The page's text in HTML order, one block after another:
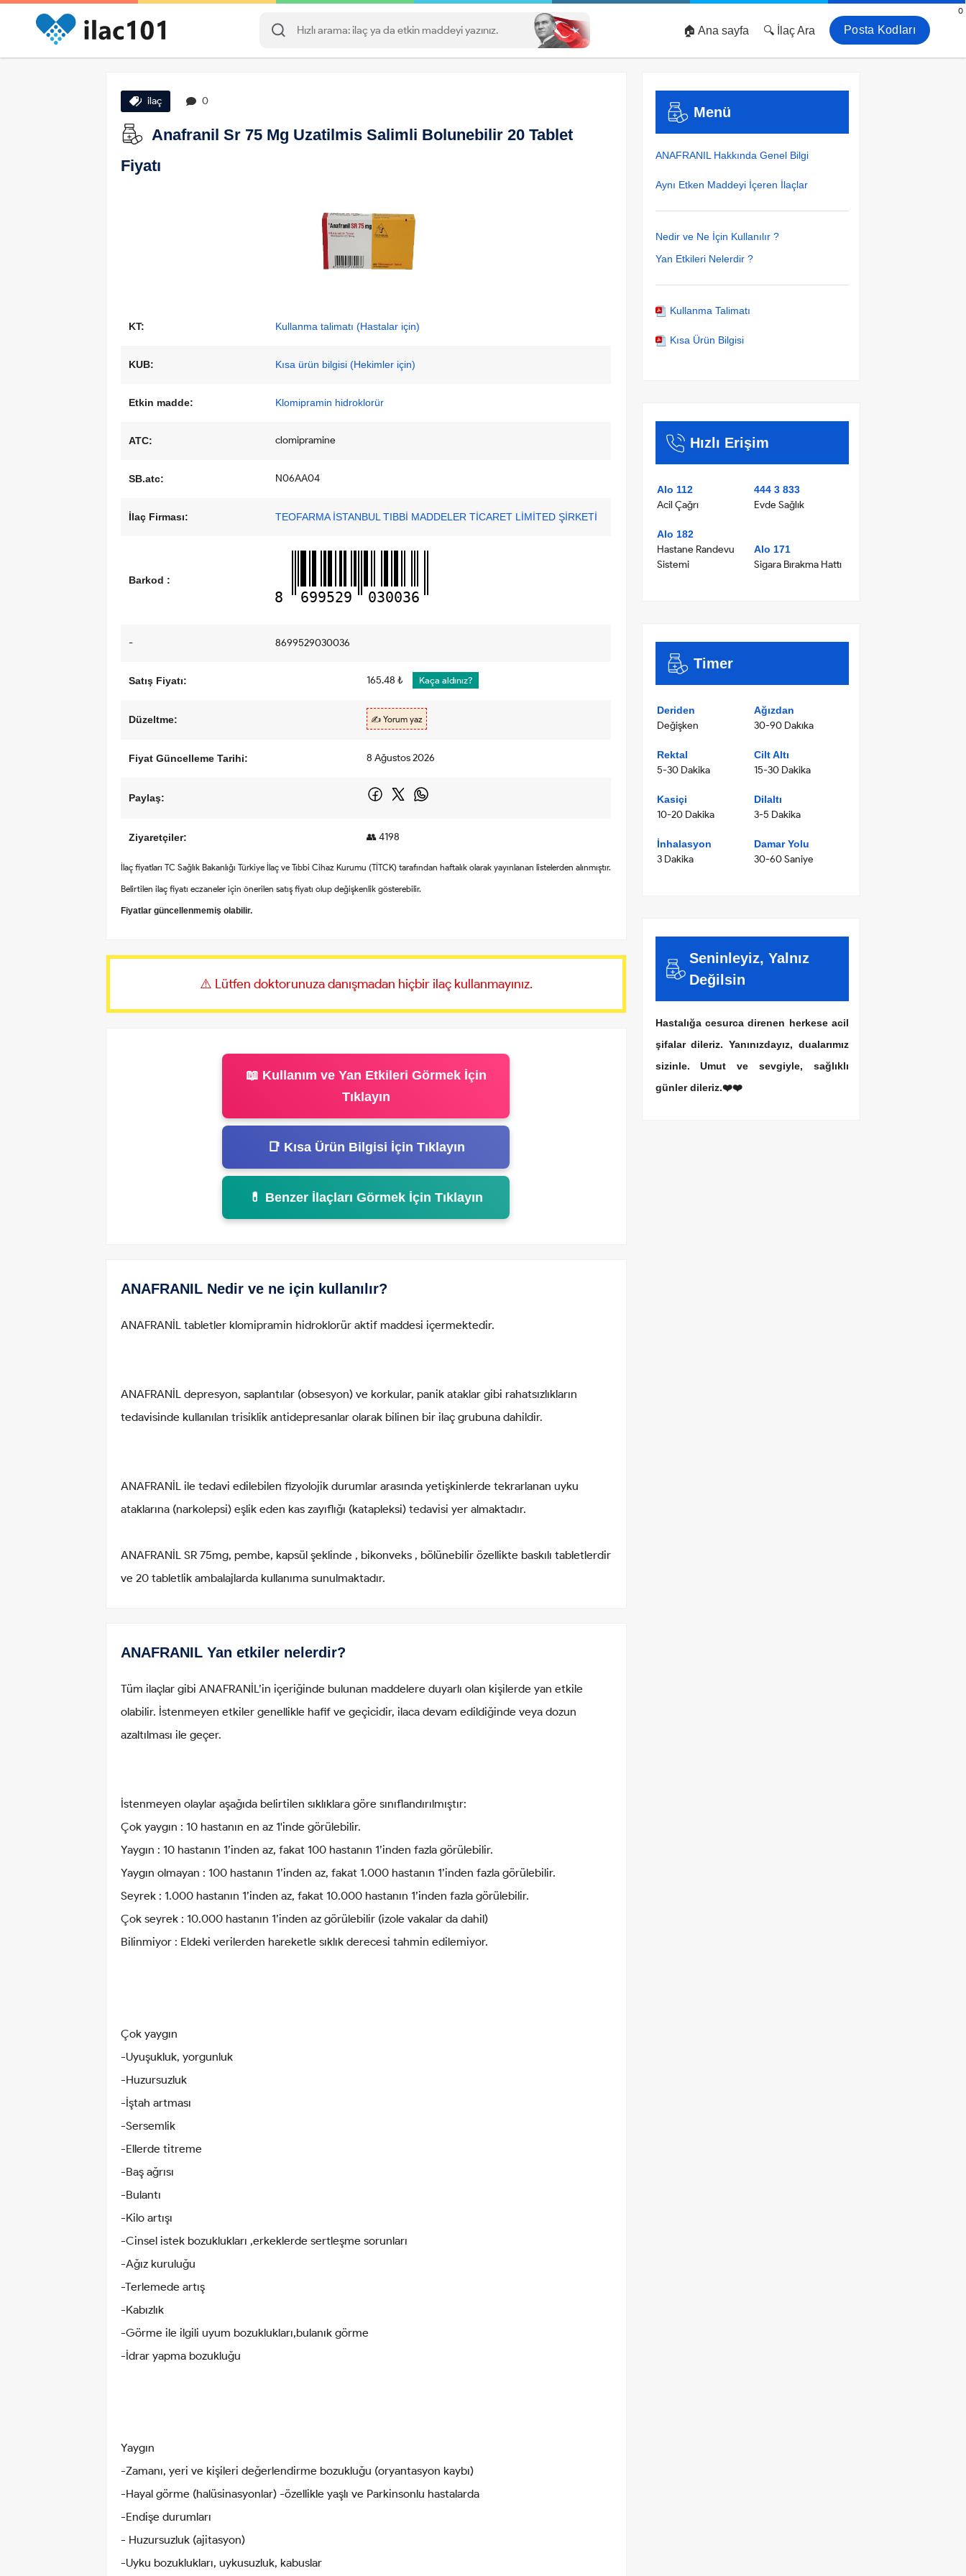
Posta Kodları
🔍 İlaç Ara
🏠 Ana sayfa
ilaç 0
Anafranil Sr 75 Mg Uzatilmis Salimli Bolunebilir 20 Tablet
Fiyatı
KT: Kullanma talimatı (Hastalar için)
KUB: Kısa ürün bilgisi (Hekimler için)
Etkin madde: Klomipramin hidroklorür
ATC: clomipramine
SB.atc: N06AA04
İlaç Firması: TEOFARMA İSTANBUL TIBBİ MADDELER TİCARET LİMİTED ŞİRKETİ
Barkod :
8 699529 030036
- 8699529030036
Satış Fiyatı: 165.48 ₺ Kaça aldınız?
Düzeltme: ✍️ Yorum yaz
Fiyat Güncelleme Tarihi: 8 Ağustos 2026
Paylaş:
Ziyaretçiler: 👥 4198
İlaç fiyatları TC Sağlık Bakanlığı Türkiye İlaç ve Tıbbi Cihaz Kurumu (TİTCK) tarafından haftalık olarak yayınlanan listelerden alınmıştır.
Belirtilen ilaç fiyatı eczaneler için önerilen satış fiyatı olup değişkenlik gösterebilir.
Fiyatlar güncellenmemiş olabilir.
⚠️ Lütfen doktorunuza danışmadan hiçbir ilaç kullanmayınız.
📖 Kullanım ve Yan Etkileri Görmek İçin
Tıklayın
📑 Kısa Ürün Bilgisi İçin Tıklayın
💊 Benzer İlaçları Görmek İçin Tıklayın
ANAFRANIL Nedir ve ne için kullanılır?
ANAFRANİL tabletler klomipramin hidroklorür aktif maddesi içermektedir.
ANAFRANİL depresyon, saplantılar (obsesyon) ve korkular, panik ataklar gibi rahatsızlıkların
tedavisinde kullanılan trisiklik antidepresanlar olarak bilinen bir ilaç grubuna dahildir.
ANAFRANİL ile tedavi edilebilen fizyolojik durumlar arasında yetişkinlerde tekrarlanan uyku
ataklarına (narkolepsi) eşlik eden kas zayıflığı (katapleksi) tedavisi yer almaktadır.
ANAFRANİL SR 75mg, pembe, kapsül şeklinde , bikonveks , bölünebilir özellikte baskılı tabletlerdir
ve 20 tabletlik ambalajlarda kullanıma sunulmaktadır.
ANAFRANIL Yan etkiler nelerdir?
Tüm ilaçlar gibi ANAFRANİL’in içeriğinde bulunan maddelere duyarlı olan kişilerde yan etkile
olabilir. İstenmeyen etkiler genellikle hafif ve geçicidir, ilaca devam edildiğinde veya dozun
azaltılması ile geçer.
İstenmeyen olaylar aşağıda belirtilen sıklıklara göre sınıflandırılmıştır:
Çok yaygın : 10 hastanın en az 1'inde görülebilir.
Yaygın : 10 hastanın 1’inden az, fakat 100 hastanın 1’inden fazla görülebilir.
Yaygın olmayan : 100 hastanın 1’inden az, fakat 1.000 hastanın 1’inden fazla görülebilir.
Seyrek : 1.000 hastanın 1’inden az, fakat 10.000 hastanın 1’inden fazla görülebilir.
Çok seyrek : 10.000 hastanın 1’inden az görülebilir (izole vakalar da dahil)
Bilinmiyor : Eldeki verilerden hareketle sıklık derecesi tahmin edilemiyor.
Çok yaygın
-Uyuşukluk, yorgunluk
-Huzursuzluk
-İştah artması
-Sersemlik
-Ellerde titreme
-Baş ağrısı
-Bulantı
-Kilo artışı
-Cinsel istek bozuklukları ,erkeklerde sertleşme sorunları
-Ağız kuruluğu
-Terlemede artış
-Kabızlık
-Görme ile ilgili uyum bozuklukları,bulanık görme
-İdrar yapma bozukluğu
Yaygın
-Zamanı, yeri ve kişileri değerlendirme bozukluğu (oryantasyon kaybı)
-Hayal görme (halüsinasyonlar) -özellikle yaşlı ve Parkinsonlu hastalarda
-Endişe durumları
- Huzursuzluk (ajitasyon)
-Uyku bozuklukları, uykusuzluk, kabuslar
Menü
ANAFRANIL Hakkında Genel Bilgi
Aynı Etken Maddeyi İçeren İlaçlar
Nedir ve Ne İçin Kullanılır ?
Yan Etkileri Nelerdir ?
Kullanma Talimatı
Kısa Ürün Bilgisi
Hızlı Erişim
Alo 112
Acil Çağrı
444 3 833
Evde Sağlık
Alo 182
Hastane Randevu
Sistemi
Alo 171
Sigara Bırakma Hattı
Timer
Deriden
Değişken
Ağızdan
30-90 Dakıka
Rektal
5-30 Dakika
Cilt Altı
15-30 Dakika
Kasiçi
10-20 Dakika
Dilaltı
3-5 Dakika
İnhalasyon
3 Dakika
Damar Yolu
30-60 Saniye
Seninleyiz, Yalnız
Değilsin
Hastalığa cesurca direnen herkese acil
şifalar dileriz. Yanınızdayız, dualarımız
sizinle. Umut ve sevgiyle, sağlıklı
günler dileriz.❤️❤️
0